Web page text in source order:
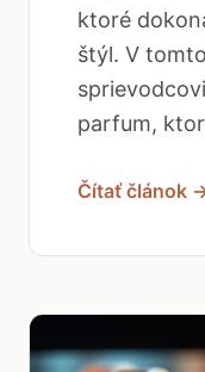
ktoré
štýl. V
parfum,
Čítať článok